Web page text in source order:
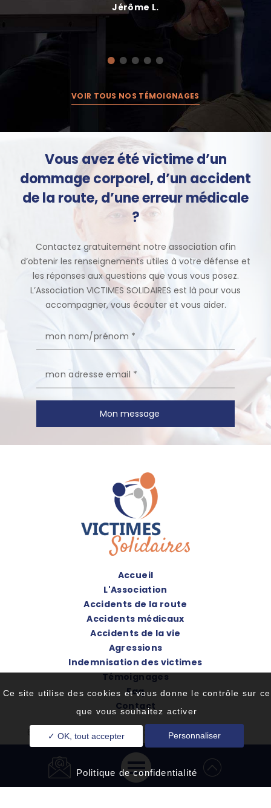
Jérôme L.
VOIR TOUS NOS TÉMOIGNAGES
Vous avez été victime d’un
dommage corporel, d’un accident
de la route, d’une erreur médicale
?
Contactez gratuitement notre association afin
d’obtenir les renseignements utiles à votre défense et
les réponses aux questions que vous vous posez.
L’Association VICTIMES SOLIDAIRES est là pour vous
accompagner, vous écouter et vous aider.
Mon message
Accueil
L'Association
Accidents de la route
Accidents médicaux
Accidents de la vie
Agressions
Indemnisation des victimes
Témoignages
Faq
Contact
67 Avenue de Gravelle - 94220 Charenton-le-Pont
Tél. : 06 52 79 37 94
Ce site utilise des cookies et vous donne le contrôle sur ce
que vous souhaitez activer
✓ OK, tout accepter Personnaliser
Politique de confidentialité